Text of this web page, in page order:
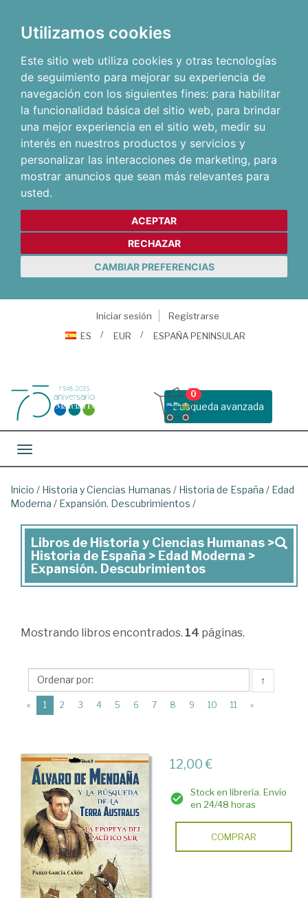
Utilizamos cookies
Este sitio web utiliza cookies y otras tecnologías
de seguimiento para mejorar su experiencia de
navegación con los siguientes fines: para habilitar
la funcionalidad básica del sitio web, para brindar
una mejor experiencia en el sitio web, medir su
interés en nuestros productos y servicios y
personalizar las interacciones de marketing, para
mostrar anuncios que sean más relevantes para
usted.
ACEPTAR
RECHAZAR
CAMBIAR PREFERENCIAS
Iniciar sesión
Registrarse
ES
EUR ESPAÑA PENINSULAR
Busqueda avanzada
0
Toggle navigation
Inicio / Historia y Ciencias Humanas / Historia de España / Edad
Moderna / Expansión. Descubrimientos /
Libros
de
Historia
Ciencias
>
Historia
de
>
Edad
Moderna
>
Expansión.
Descubrimientos
Libros de Historia y Ciencias Humanas >
Historia de España > Edad Moderna >
Expansión. Descubrimientos
Mostrando libros encontrados. 14 páginas.
↑
« 1 (current)
2 3 4 5 6 7 8 9 10 11 »
12,00 €
Stock en librería. Envío
en 24/48 horas
COMPRAR